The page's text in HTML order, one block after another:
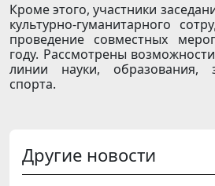
Кроме этого, участники
культурно-гуманитарного
проведение совместных
году. Рассмотрены
линии науки, образования,
спорта.
Другие новости